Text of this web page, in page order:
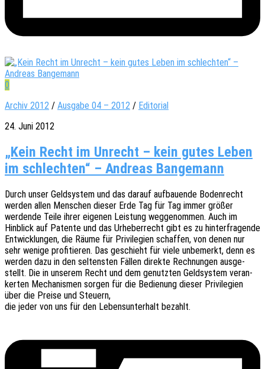
0
Archiv 2012 / Ausgabe 04 – 2012 / Editorial
24. Juni 2012
„Kein Recht im Unrecht – kein gutes Leben
im schlechten“ – Andreas Bangemann
Durch unser Geld­sys­tem und das darauf aufbau­en­de Boden­recht
werden allen Menschen dieser Erde Tag für Tag immer größer
werden­de Teile ihrer eige­nen Leis­tung wegge­nom­men. Auch im
Hinblick auf Paten­te und das Urhe­ber­recht gibt es zu hinter­fra­gen­de
Entwick­lun­gen, die Räume für Privi­le­gi­en schaf­fen, von denen nur
sehr wenige profi­tie­ren. Das geschieht für viele unbe­merkt, denn es
werden dazu in den seltens­ten Fällen direk­te Rech­nun­gen ausge­
stellt. Die in unse­rem Recht und dem genutz­ten Geld­sys­tem veran­
ker­ten Mecha­nis­men sorgen für die Bedie­nung dieser Privi­le­gi­en
über die Preise und Steuern,
die jeder von uns für den Lebens­un­ter­halt bezahlt.